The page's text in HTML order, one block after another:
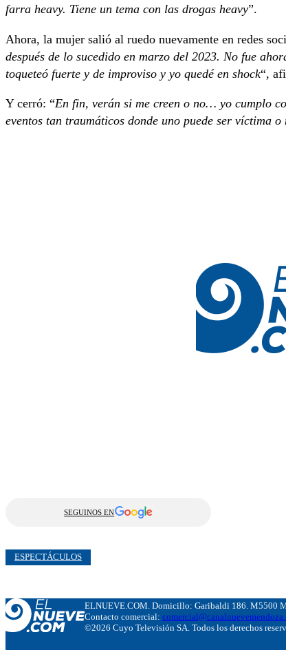
farra heavy. Tiene un tema con las drogas heavy”.
Ahora, la mujer salió al ruedo nuevamente en redes
después de lo sucedido en marzo del 2023. No fue
toqueteó fuerte y de improviso y yo quedé en shock“,
Y cerró: “En fin, verán si me creen o no… yo cumplo
eventos tan traumáticos donde uno puede ser víctima
SEGUINOS EN
ESPECTÁCULOS
ELNUEVE.COM. Domicillo: Garibaldi 186. M5500
Contacto comercial:
©2026 Cuyo Televisión SA. Todos los derechos